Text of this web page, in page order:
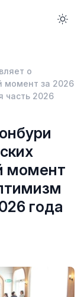
о
момент за 2026
часть 2026
момент
года